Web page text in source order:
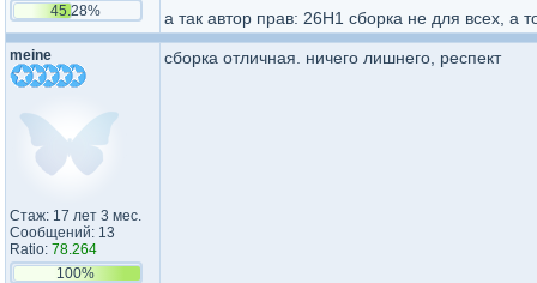
45.28%
а так автор прав: 26H1 сборка не для всех, а
meine
Стаж: 17 лет 3 мес.
Сообщений: 13
Ratio: 78.264
100%
сборка отличная. ничего лишнего, респект